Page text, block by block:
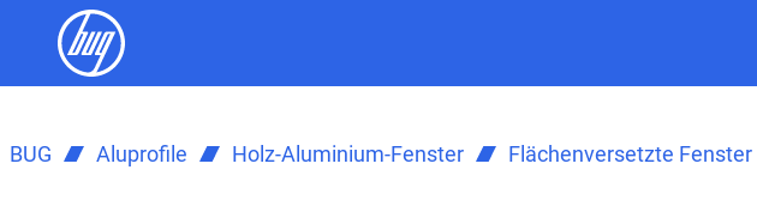
BUG Aluprofile Holz-Aluminium-Fenster Flächenversetzte Fenster